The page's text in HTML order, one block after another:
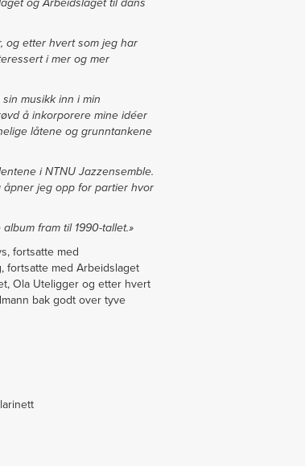
og Arbeidslaget til dans
og etter hvert som jeg har
i mer og mer
musikk inn i min
å inkorporere mine idéer
låtene og grunntankene
i NTNU Jazzensemble.
jeg opp for partier hvor
fram til 1990-tallet.»
fortsatte med
fortsatte med Arbeidslaget
Ola Uteligger og etter hvert
bak godt over tyve